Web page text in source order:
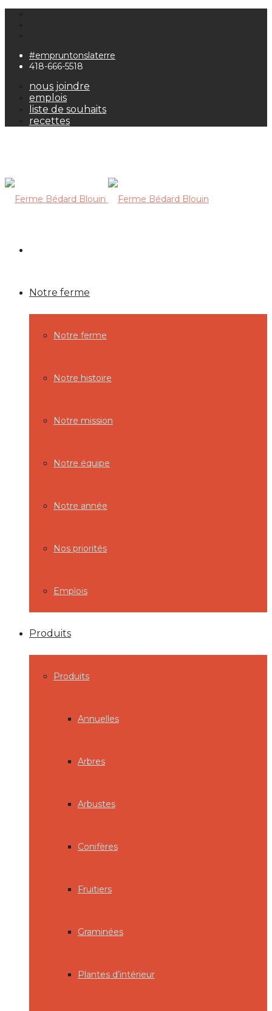
#empruntonslaterre
418-666-5518
nous joindre
emplois
liste de souhaits
recettes
Notre ferme
Notre ferme
Notre histoire
Notre mission
Notre équipe
Notre année
Nos priorités
Emplois
Produits
Produits
Annuelles
Arbres
Arbustes
Conifères
Fruitiers
Graminées
Plantes d’intérieur